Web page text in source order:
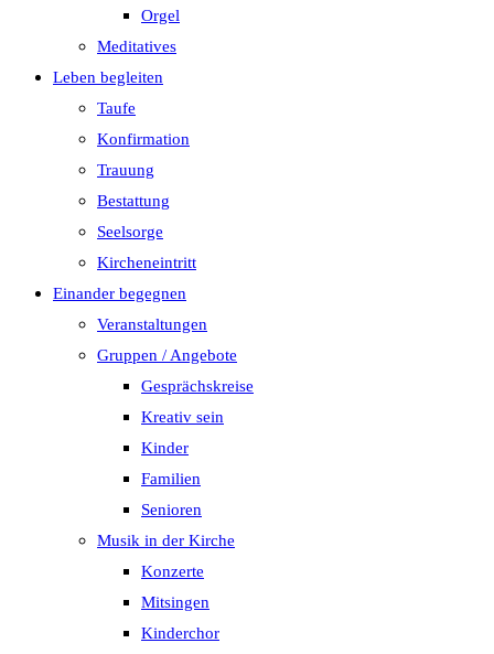
Orgel
Meditatives
Leben begleiten
Taufe
Konfirmation
Trauung
Bestattung
Seelsorge
Kircheneintritt
Einander begegnen
Veranstaltungen
Gruppen / Angebote
Gesprächskreise
Kreativ sein
Kinder
Familien
Senioren
Musik in der Kirche
Konzerte
Mitsingen
Kinderchor